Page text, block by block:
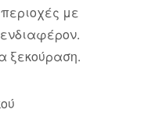
με
ενδιαφέρον.
ξεκούραση.